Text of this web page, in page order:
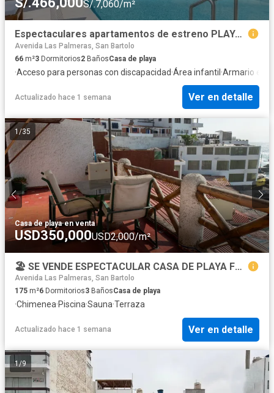
S/.7,060/m²
Espectaculares apartamentos de estreno PLAYA SAN BARTOLO
Avenida Las Palmeras, San Bartolo
66 m²3 Dormitorios2 BañosCasa de playa
·Acceso para personas con discapacidad·Área infantil ·Armario
Actualizado hace 1 semana Ver en detalle
1 /35
Casa de playa·en venta
USD350,000USD2,000/m²
🏖️ SE VENDE ESPECTACULAR CASA DE PLAYA FRENTE AL MAR – SAN BARTOLO 🌊 Una joya arquitectónica con estilo clásico y ambientes acogedores
Avenida Las Palmeras, San Bartolo
175 m²6 Dormitorios3 BañosCasa de playa
·Chimenea·Piscina·Sauna·Terraza
Actualizado hace 1 semana Ver en detalle
1/9